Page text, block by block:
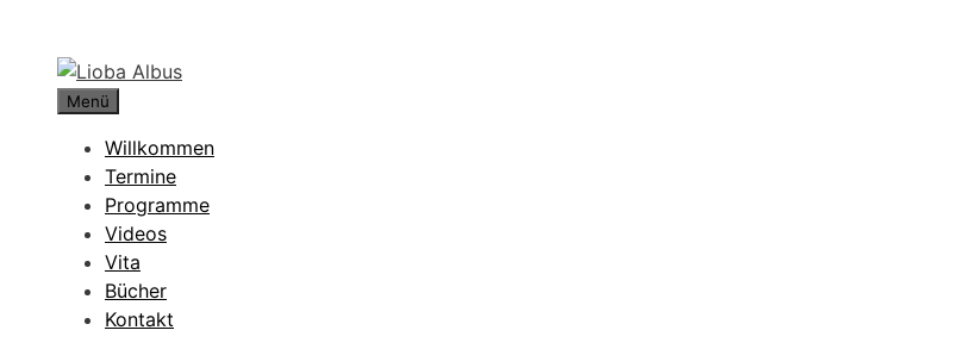
springen
Menü
Willkommen
Termine
Programme
Videos
Vita
Bücher
Kontakt